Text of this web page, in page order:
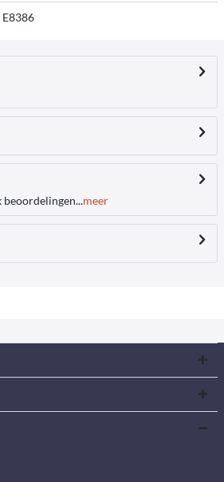
E8386
beoordelingen...meer